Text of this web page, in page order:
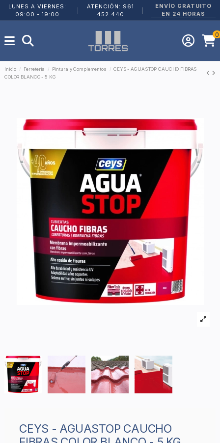
LUNES A VIERNES:
09:00 - 19:00
ATENCIÓN: 961
452 440
ENVÍO GRATUITO
EN 24 HORAS
0
Inicio Ferretería Pintura y Complementos
CEYS - AGUASTOP CAUCHO FIBRAS
COLOR BLANCO - 5 KG
CEYS - AGUASTOP CAUCHO